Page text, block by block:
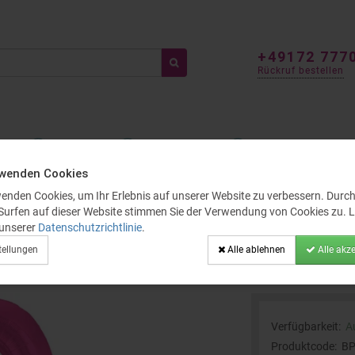
Cookies
Cookies, um Ihr Erlebnis auf unserer Website zu verbessern.
auf dieser Website stimmen Sie der Verwendung von Cookies zu.
Datenschutzrichtlinie.
Alle ablehnen Alle
+49172
Rückruf bestellen
86 cm)
Heliumballons – Wunschzahl
Verfügbarkeit:
Produktcode: